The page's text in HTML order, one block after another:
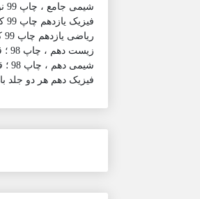
شیمی جامع ، چاپ 99 نو و سالم ؛ قیمت روی جلد : 246 _ قیمت من : 146
فیزیک یازدهم چاپ 99 کاملا نو : قیمت : 65
ریاضی یازدهم چاپ 99 کاملا نو : قیمت : 50
زیست دهم ، چاپ 98 ؛ قیمت : 50
شیمی دهم ، چاپ 98 ؛ قیمت : 60
فیزیک دهم هر دو جلد